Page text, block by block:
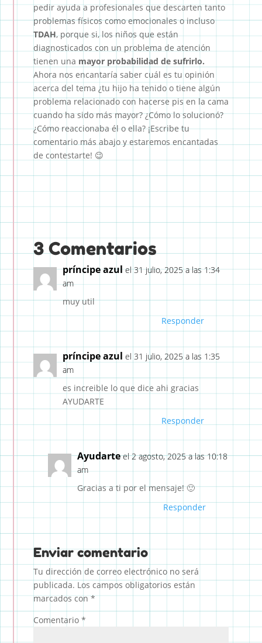
pedir ayuda a profesionales que descarten tanto
problemas físicos como emocionales o incluso
TDAH, porque si, los niños que están
diagnosticados con un problema de atención
tienen una mayor probabilidad de sufrirlo.
Ahora nos encantaría saber cuál es tu opinión
acerca del tema ¿tu hijo ha tenido o tiene algún
problema relacionado con hacerse pis en la cama
cuando ha sido más mayor? ¿Cómo lo solucionó?
¿Cómo reaccionaba él o ella? ¡Escribe tu
comentario más abajo y estaremos encantadas
de contestarte! 😉
3 Comentarios
príncipe azul el 31 julio, 2025 a las 1:34
am
muy util
Responder
príncipe azul el 31 julio, 2025 a las 1:35
am
es increible lo que dice ahi gracias
AYUDARTE
Responder
Ayudarte el 2 agosto, 2025 a las 10:18
am
Gracias a ti por el mensaje! 🙂
Responder
Enviar comentario
Tu dirección de correo electrónico no será
publicada. Los campos obligatorios están
marcados con*
Comentario *